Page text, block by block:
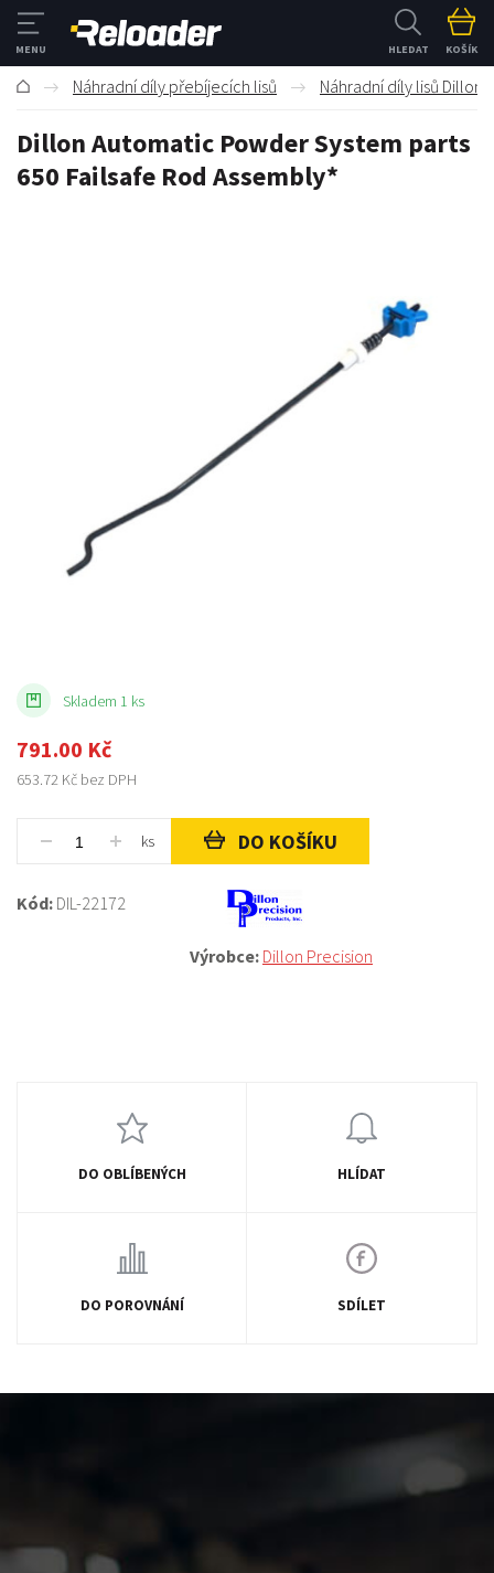
HLEDAT KOŠÍK
Náhradní díly přebíjecích lisů Náhradní díly lisů Dillon
Dillon Automatic Powder System parts
650 Failsafe Rod Assembly*
Kód: DIL-22172
Výrobce: Dillon Precision
Skladem 1 ks
791.00 Kč
653.72 Kč bez DPH
ks DO KOŠÍKU
DO OBLÍBENÝCH HLÍDAT
DO POROVNÁNÍ SDÍLET